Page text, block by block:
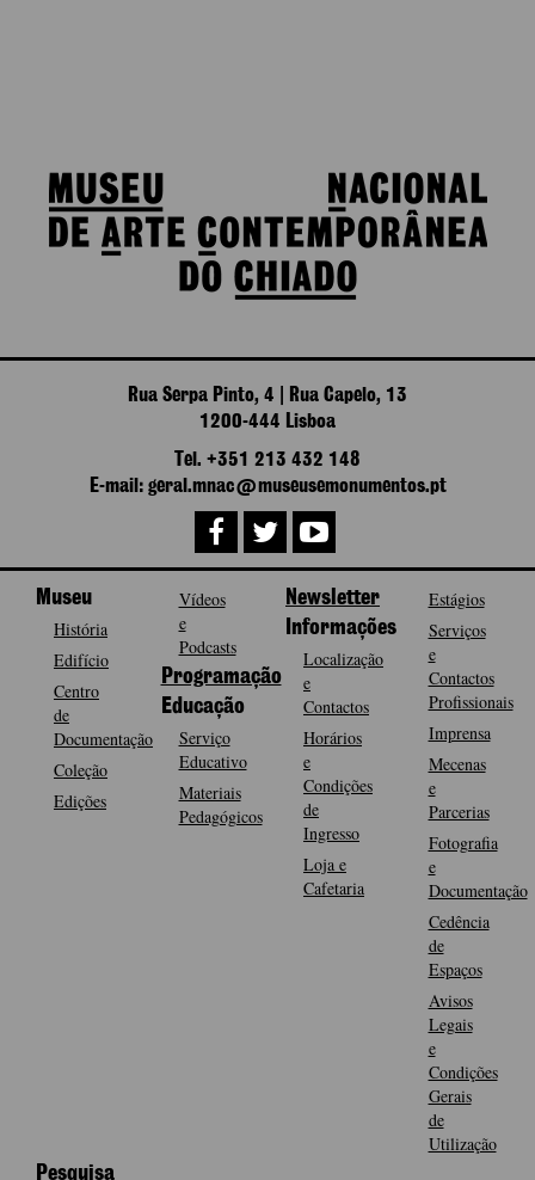
Rua Serpa Pinto, 4 | Rua Capelo, 13
1200-444 Lisboa
Tel. +351 213 432 148
E-mail: geral.mnac@museusemonumentos.pt
Museu
História
Edifício
Centro
de
Documentação
Coleção
Edições
Vídeos
e
Podcasts
Programação
Educação
Serviço
Educativo
Materiais
Pedagógicos
Newsletter
Informações
Localização
e
Contactos
Horários
e
Condições
de
Ingresso
Loja e
Cafetaria
Estágios
Serviços
e
Contactos
Profissionais
Imprensa
Mecenas
e
Parcerias
Fotografia
e
Documentação
Cedência
de
Espaços
Avisos
Legais
e
Condições
Gerais
de
Utilização
Pesquisa